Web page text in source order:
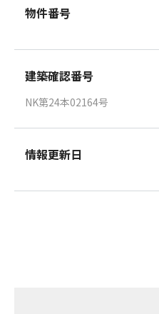
物件番号
建築確認番号
NK第24本02164号
情報更新日